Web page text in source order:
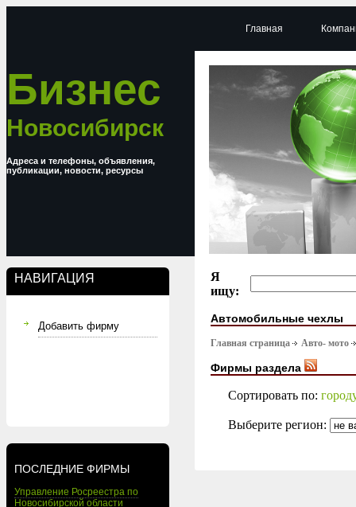
Бизнес
Новосибирск
Адреса и телефоны, объявления,
публикации, новости, ресурсы
НАВИГАЦИЯ
Добавить фирму
ПОСЛЕДНИЕ ФИРМЫ
Управление Росреестра по
Новосибирской области
Главная
Я
ищу:
Автомобильные чехлы
Главная страница Авто- мото
Фирмы раздела
Сортировать по:
Выберите регион: